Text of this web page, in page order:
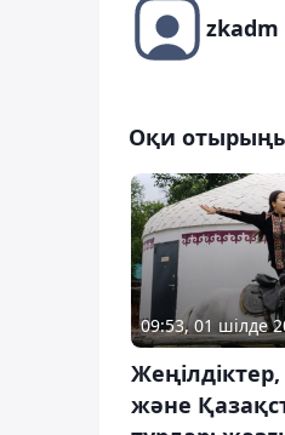
zkadm
Оқи
09:53, 01 шілде
және